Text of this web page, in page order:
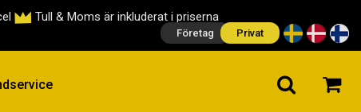
Tull & Moms är inkluderat i priserna
Företag Privat